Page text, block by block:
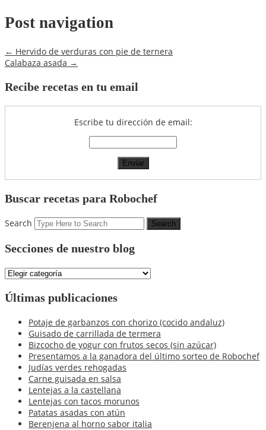
Post navigation
← Hervido de verduras con pie de ternera
Calabaza asada →
Recibe recetas en tu email
Escribe tu dirección de email:
Buscar recetas para Robochef
Search
Secciones de nuestro blog
Secciones
nuestro
Últimas publicaciones
Potaje de garbanzos con chorizo (cocido andaluz)
Guisado de carrillada de termera
Bizcocho de yogur con frutos secos (sin azúcar)
Presentamos a la ganadora del último sorteo de Robochef
Judías verdes rehogadas
Carne guisada en salsa
Lentejas a la castellana
Lentejas con tacos morunos
Patatas asadas con atún
Berenjena al horno sabor italia